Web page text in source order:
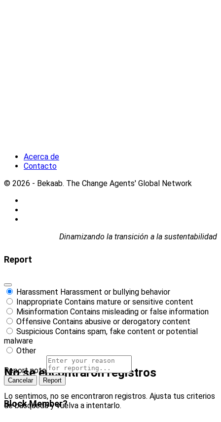
No se encontraron registros
Lo sentimos, no se encontraron registros. Ajusta tus criterios
de búsqueda y vuelva a intentarlo.
Acerca de
Contacto
© 2026 - Bekaab. The Change Agents' Global Network
Dinamizando la transición a la sustentabilidad
Report
Harassment Harassment or bullying behavior
Inappropriate Contains mature or sensitive content
Misinformation Contains misleading or false information
Offensive Contains abusive or derogatory content
Suspicious Contains spam, fake content or potential
malware
Other
Report note
Report
Block Member?